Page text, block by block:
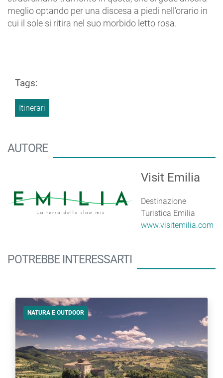
meglio optando per una discesa a piedi nell’orario in
cui il sole si ritira nel suo morbido letto rosa.
Tags:
Itinerari
AUTORE
Visit Emilia
Destinazione
Turistica Emilia
www.visitemilia.com
POTREBBE INTERESSARTI
NATURA E OUTDOOR